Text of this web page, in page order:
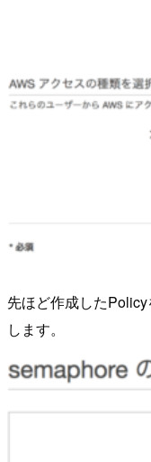
先ほど作成した
します。